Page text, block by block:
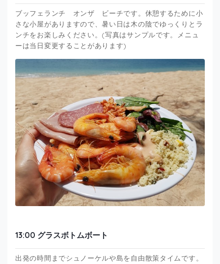
ブッフェランチ オンザ ビーチです。休憩するために小
さな小屋がありますので、暑い日は木の陰でゆっくりとラ
ンチをお楽しみください。(写真はサンプルです。メニュ
ーは当日変更することがあります)
13:00 グラスボトムボート
出発の時間までシュノーケルや島を自由散策タイムです。